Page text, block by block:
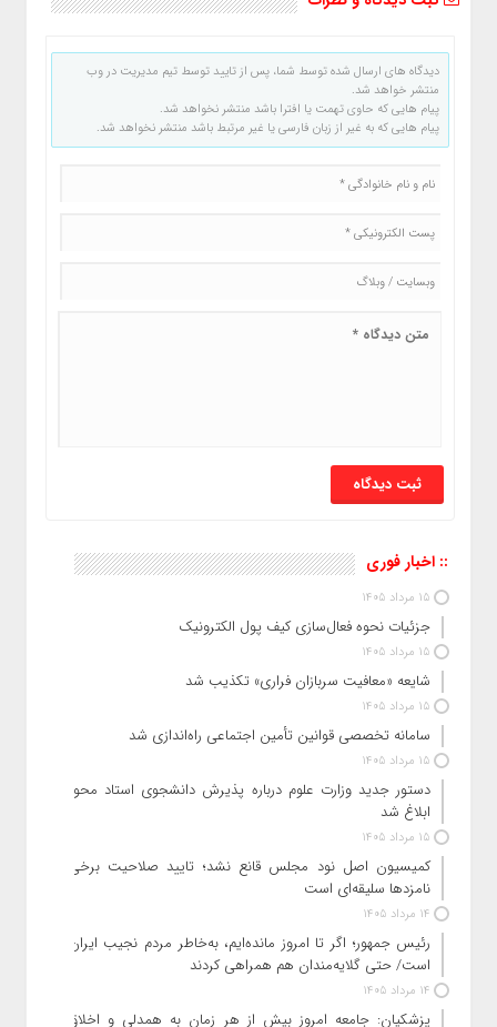
دیدگاه های ارسال شده توسط شما، پس از تایید توسط تیم مدیریت در وب
منتشر خواهد شد.
پیام هایی که حاوی تهمت یا افترا باشد منتشر نخواهد شد.
پیام هایی که به غیر از زبان فارسی یا غیر مرتبط باشد منتشر نخواهد شد.
:: اخبار فوری
15 مرداد 1405
جزئیات نحوه فعال‌سازی کیف پول الکترونیک
15 مرداد 1405
شایعه «معافیت سربازان فراری» تکذیب شد
15 مرداد 1405
سامانه تخصصی قوانین تأمین اجتماعی راه‌اندازی شد
15 مرداد 1405
دستور جدید وزارت علوم درباره پذیرش دانشجوی استاد محور
ابلاغ شد
15 مرداد 1405
کمیسیون اصل نود مجلس قانع نشد؛ تایید صلاحیت برخی
نامزدها سلیقه‌ای است
14 مرداد 1405
رئیس‌ جمهور؛ اگر تا امروز مانده‌ایم، به‌خاطر مردم نجیب ایران
است/ حتی گلایه‌مندان هم همراهی کردند
14 مرداد 1405
پزشکیان: جامعه امروز بیش از هر زمان به همدلی و اخلاق